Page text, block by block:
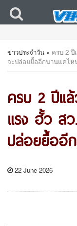
ข่าวประจำวัน » ครบ 2
จะปล่อยยื้ออีกนานแค่ไห
ครบ 2 ปีแ
แรง ฮั้ว ส
ปล่อยยื้ออีก
22 June 2026